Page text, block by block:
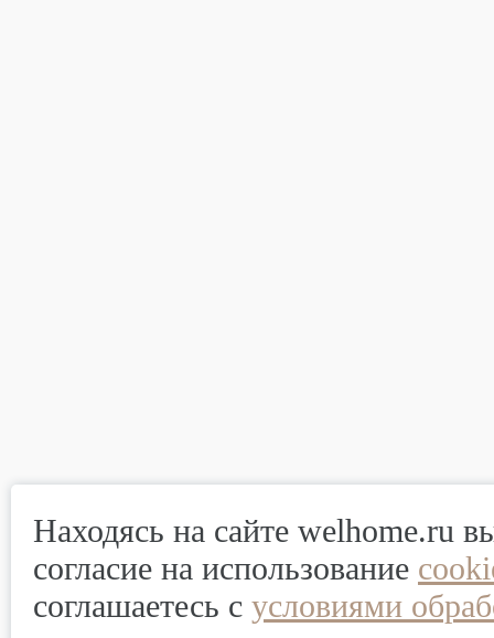
Находясь на сайте welhome.ru
согласие на использование
соглашаетесь с условиями